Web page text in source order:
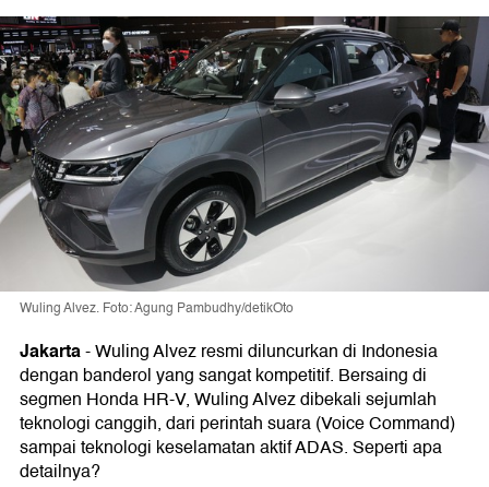
Wuling Alvez. Foto: Agung Pambudhy/detikOto
Jakarta-Wuling Alvez resmi diluncurkan di Indonesia
dengan banderol yang sangat kompetitif. Bersaing di
segmen Honda HR-V, Wuling Alvez dibekali sejumlah
teknologi canggih, dari perintah suara (Voice Command)
sampai teknologi keselamatan aktif ADAS. Seperti apa
detailnya?